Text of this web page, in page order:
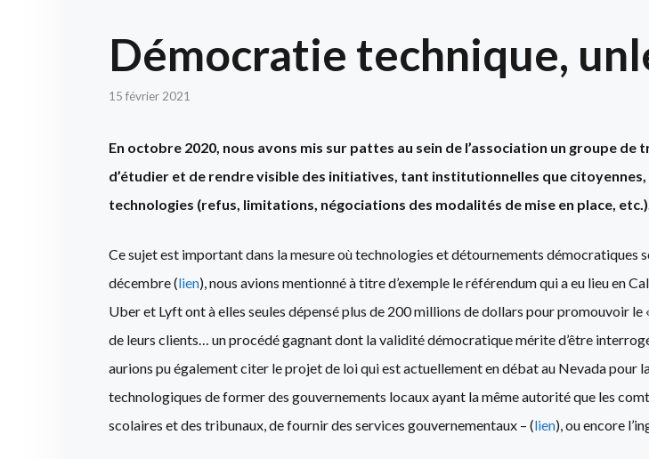
Démocratie technique,
15 février 2021
En octobre 2020, nous avons mis sur pattes au sein de l’association un groupe
d’étudier et de rendre visible des initiatives, tant institutionnelles que
technologies (refus, limitations, négociations des modalités de mise en place, etc.).
Ce sujet est important dans la mesure où technologies et détournements démocratiques
décembre (lien), nous avions mentionné à titre d’exemple le référendum qui a eu lieu en
Uber et Lyft ont à elles seules dépensé plus de 200 millions de dollars pour promouvoir le
de leurs clients… un procédé gagnant dont la validité démocratique mérite d’être
aurions pu également citer le projet de loi qui est actuellement en débat au Nevada
technologiques de former des gouvernements locaux ayant la même autorité que les
scolaires et des tribunaux, de fournir des services gouvernementaux – (lien), ou encore